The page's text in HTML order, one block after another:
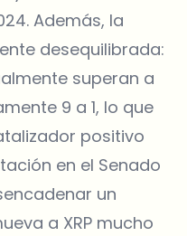
Además, la
desequilibrada:
superan a
9 a 1, lo que
positivo
en el Senado
un
a XRP mucho